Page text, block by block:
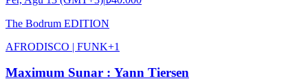
The Bodrum EDITION
AFRODISCO | FUNK+1
Maximum Sunar : Yann Tiersen